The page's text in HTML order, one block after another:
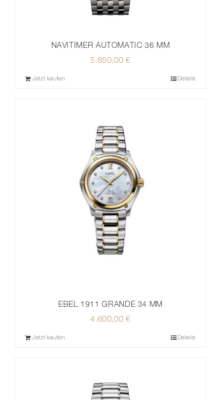
NAVITIMER AUTOMATIC 36 MM
5.850,00€
Jetzt kaufen Details
EBEL 1911 GRANDE 34 MM
4.600,00€
Jetzt kaufen Details